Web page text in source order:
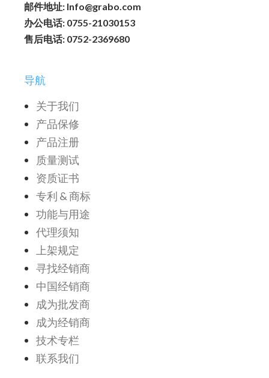
邮件地址: Info@grabo.com
办公电话: 0755-21030153
售后电话: 0752-2369680
导航
关于我们
产品保修
产品注册
质量测试
资质证书
专利 & 商标
功能与用途
代理须知
上架规定
寻找经销商
中国经销商
成为批发商
成为经销商
技术专栏
联系我们